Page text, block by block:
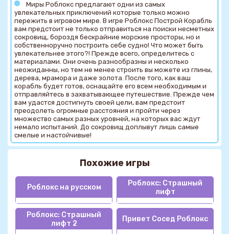
Миры Роблокс предлагают одни из самых
увлекательных приключений которые только можно
пережить в игровом мире. В игре Роблокс Построй Корабль
вам предстоит не только отправиться на поиски несметных
сокровищ, бороздя бескрайние морские просторы, но и
собственноручно построить себе судно! Что может быть
увлекательнее этого?! Прежде всего, определитесь с
материалами. Они очень разнообразны и несколько
неожиданны, но тем не менее строить вы можете из глины,
дерева, мрамора и даже золота. После того, как ваш
корабль будет готов, оснащайте его всем необходимым и
отправляйтесь в захватывающее путешествие. Прежде чем
вам удастся достигнуть своей цели, вам предстоит
преодолеть огромные расстояния и пройти через
множество самых разных уровней, на которых вас ждут
немало испытаний. До сокровищ доплывут лишь самые
смелые и настойчивые!
Похожие игры
Роблокс на русском
Роблокс: Страшный
лифт
Роблокс: Страшный
лифт 2
Привет Сосед Роблокс